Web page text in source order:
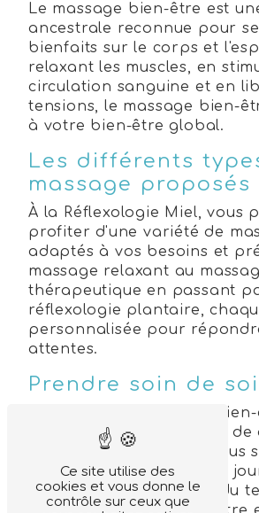
Le massage bien-être est
ancestrale reconnue pour
bienfaits sur le corps et
relaxant les muscles, en
circulation sanguine et en
tensions, le massage bien-
à votre bien-être global.
Les différents
massage proposés
À la Réflexologie Miel, vous
profiter d'une variété de
adaptés à vos besoins et
massage relaxant au
thérapeutique en passant
réflexologie plantaire,
personnalisée pour
attentes.
Prendre soin de
Offrez-vous une pause
en profitant des services
Réflexologie Miel. Que vous
vous détendre après une
ou simplement prendre du
Ce site utilise des
cookies et vous donne le
contrôle sur ceux que